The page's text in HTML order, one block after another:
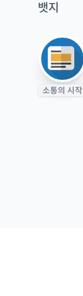
뱃지
소통의 시작